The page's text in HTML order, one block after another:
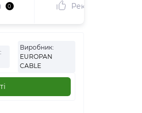
0 Рекомендуємо
Виробник:
EUROPAN
CABLE